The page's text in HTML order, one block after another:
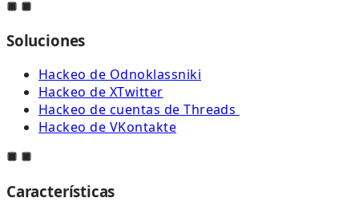
Soluciones
Hackeo de Odnoklassniki
Hackeo de XTwitter
Hackeo de cuentas de Threads
Hackeo de VKontakte
Características